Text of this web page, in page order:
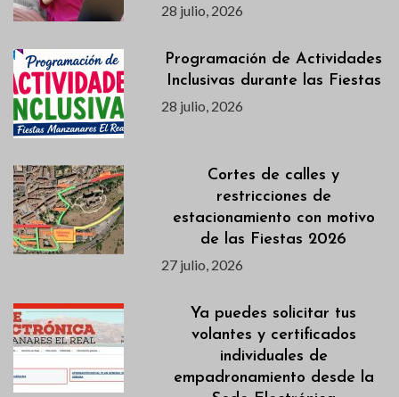
28 julio, 2026
Programación de Actividades
Inclusivas durante las Fiestas
28 julio, 2026
Cortes de calles y
restricciones de
estacionamiento con motivo
de las Fiestas 2026
27 julio, 2026
Ya puedes solicitar tus
volantes y certificados
individuales de
empadronamiento desde la